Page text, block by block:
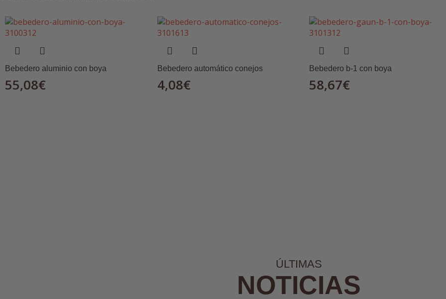
Bebedero aluminio con boya
55,08€
Bebedero automático conejos
4,08€
Bebedero b-1 con boya
58,67€
ÚLTIMAS
NOTICIAS